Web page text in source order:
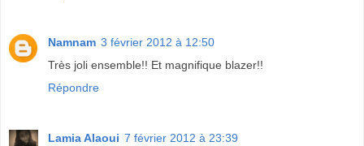
Namnam 3 février 2012 à 12:50
Très joli ensemble!! Et magnifique blazer!!
Répondre
Lamia Alaoui 7 février 2012 à 23:39